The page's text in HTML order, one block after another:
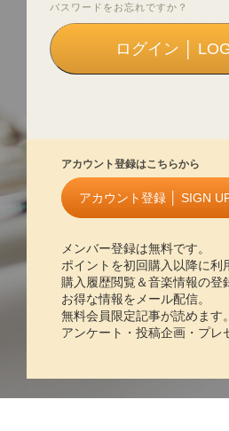
パスワードをお忘れですか？
アカウント登録はこちらから
アカウント登録 │ SIGN
メンバー登録は無料です。
ポイントを初回購入以降に利
購入履歴閲覧＆音楽情報の登
お得な情報をメール配信。
無料会員限定記事が読めます。
アンケート・投稿企画・プレ